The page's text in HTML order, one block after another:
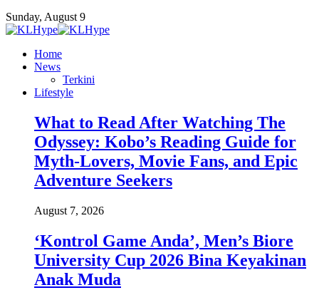
Sunday, August 9
Home
News
Terkini
Lifestyle
What to Read After Watching The
Odyssey: Kobo’s Reading Guide for
Myth-Lovers, Movie Fans, and Epic
Adventure Seekers
August 7, 2026
‘Kontrol Game Anda’, Men’s Biore
University Cup 2026 Bina Keyakinan
Anak Muda